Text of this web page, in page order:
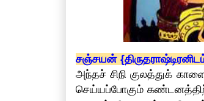
சஞ்சயன்
அந்தச் சிநி குலத்துக்
செய்யப்போகும்